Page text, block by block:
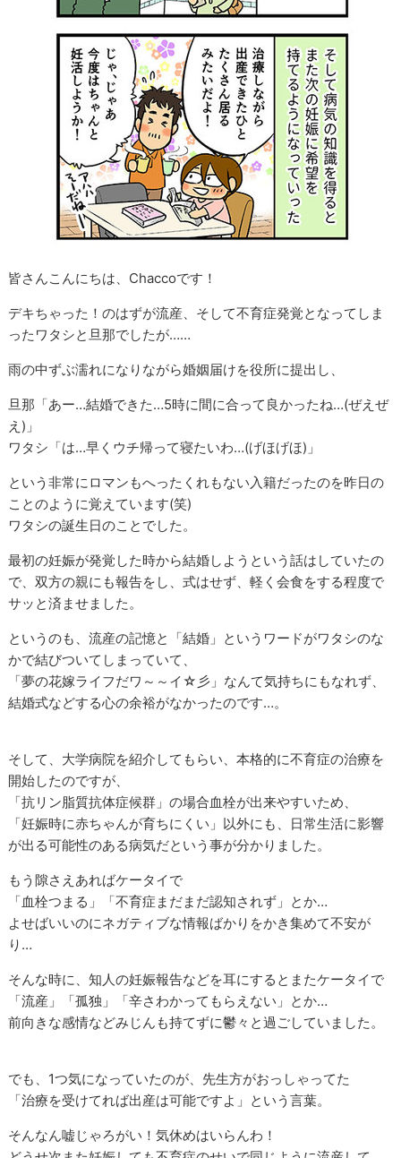
皆さんこんにちは、Chaccoです！
デキちゃった！のはずが流産、そして不育症発覚となってしま
ったワタシと旦那でしたが……
雨の中ずぶ濡れになりながら婚姻届けを役所に提出し、
旦那「あー…結婚できた…5時に間に合って良かったね…(ぜえぜ
え)」
ワタシ「は…早くウチ帰って寝たいわ…(げほげほ)」
という非常にロマンもへったくれもない入籍だったのを昨日の
ことのように覚えています(笑)
ワタシの誕生日のことでした。
最初の妊娠が発覚した時から結婚しようという話はしていたの
で、双方の親にも報告をし、式はせず、軽く会食をする程度で
サッと済ませました。
というのも、流産の記憶と「結婚」というワードがワタシのな
かで結びついてしまっていて、
「夢の花嫁ライフだワ～～イ☆彡」なんて気持ちにもなれず、
結婚式などする心の余裕がなかったのです…。
そして、大学病院を紹介してもらい、本格的に不育症の治療を
開始したのですが、
「抗リン脂質抗体症候群」の場合血栓が出来やすいため、
「妊娠時に赤ちゃんが育ちにくい」以外にも、日常生活に影響
が出る可能性のある病気だという事が分かりました。
もう隙さえあればケータイで
「血栓つまる」「不育症まだまだ認知されず」とか…
よせばいいのにネガティブな情報ばかりをかき集めて不安が
り…
そんな時に、知人の妊娠報告などを耳にするとまたケータイで
「流産」「孤独」「辛さわかってもらえない」とか…
前向きな感情などみじんも持てずに鬱々と過ごしていました。
でも、1つ気になっていたのが、先生方がおっしゃってた
「治療を受けてれば出産は可能ですよ」という言葉。
そんなん嘘じゃろがい！気休めはいらんわ！